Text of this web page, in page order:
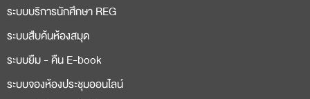
ระบบบริการนักศึกษา REG
ระบบสืบค้นห้องสมุด
ระบบยืม - คืน E-book
ระบบจองห้องประชุมออนไลน์